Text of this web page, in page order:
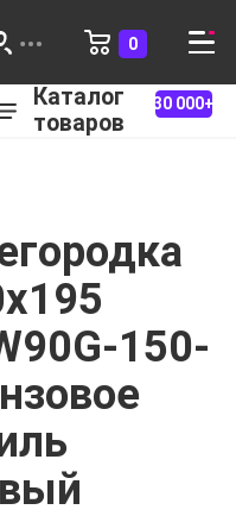
0
Каталог
товаров
30 000+
150-